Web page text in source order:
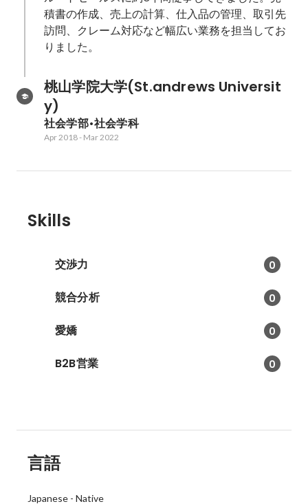
積書の作成、売上の計算、仕入品の管理、取引先
訪問、クレーム対応など幅広い業務を担当してお
りました。
桃山学院大学(St.andrews Universit
y)
社会学部•社会学科
Apr 2018- Mar 2022
Skills
交渉力 0
競合分析 0
愛嬌 0
B2B営業 0
言語
Japanese - Native